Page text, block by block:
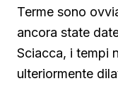
Terme sono
ancora state
Sciacca, i tempi
ulteriormente